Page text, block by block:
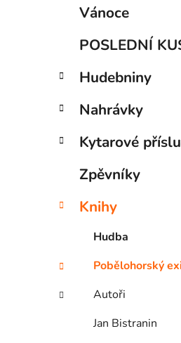
Vánoce
POSLEDNÍ
Hudebniny
Nahrávky
Kytarové
Zpěvníky
Knihy
Hudba
Pobělohorský
Autoři
Jan Bistranin